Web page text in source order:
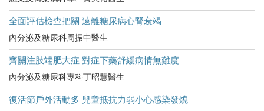
全面評估檢查把關 遠離糖尿病心腎衰竭
內分泌及糖尿科周振中醫生
齊關注肢端肥大症 對症下藥舒緩病情無難度
內分泌及糖尿科專科丁昭慧醫生
復活節戶外活動多 兒童抵抗力弱小心感染發燒